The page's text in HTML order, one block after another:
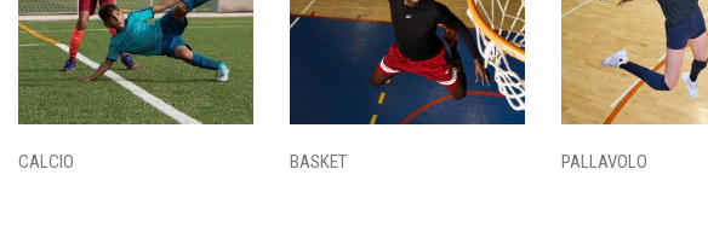
CALCIO BASKET PALLAVOLO